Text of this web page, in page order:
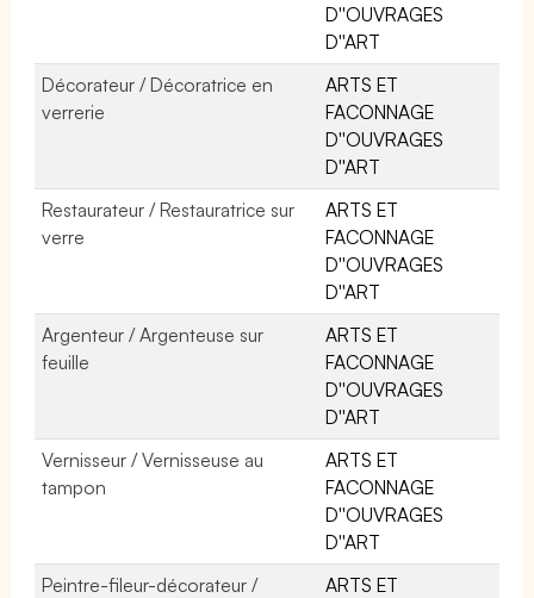
D''OUVRAGES
D''ART
Décorateur / Décoratrice en
verrerie
ARTS ET
FACONNAGE
D''OUVRAGES
D''ART
Restaurateur / Restauratrice sur
verre
ARTS ET
FACONNAGE
D''OUVRAGES
D''ART
Argenteur / Argenteuse sur
feuille
ARTS ET
FACONNAGE
D''OUVRAGES
D''ART
Vernisseur / Vernisseuse au
tampon
ARTS ET
FACONNAGE
D''OUVRAGES
D''ART
Peintre-fileur-décorateur /
ARTS ET